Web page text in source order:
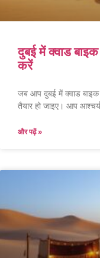
दुबई में क्वाड
करें
जब आप दुबई में क्वाड बाइक
तैयार हो जाइए। आप
और पढ़ें »